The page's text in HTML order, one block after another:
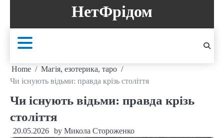
content
НетФрідом
Home
Магія, езотерика, таро
Чи існують відьми: правда крізь століття
Чи існують відьми: правда крізь
століття
20.05.2026 by Микола Стороженко